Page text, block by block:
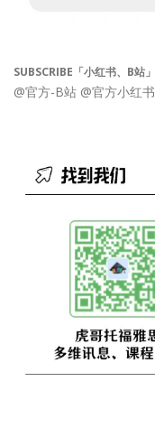
SUBSCRIBE「小红书、B站」
@官方-B站 @官方小红书